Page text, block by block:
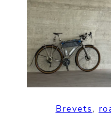
Brevets,